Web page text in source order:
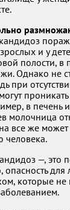
и у
полости,
Однако не
при
проникать
в печень
молочница
все же может
человека.
—, это
опасность
которые не